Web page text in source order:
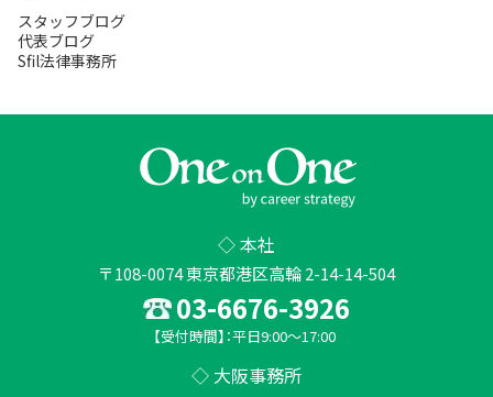
スタッフブログ
代表ブログ
Sfil法律事務所
◇ 本社
〒108-0074 東京都港区高輪 2-14-14-504
03-6676-3926
【受付時間】：平日9:00～17:00
◇ 大阪事務所